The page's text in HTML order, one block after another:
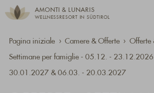
AMONTI & LUNARIS
WELLNESSRESORT IN SÜDTIROL
Pagina iniziale Camere & Offerte Offerte
Settimane per famiglie - 05.12. -
30.01.2027 & 06.03. - 20.03.2027